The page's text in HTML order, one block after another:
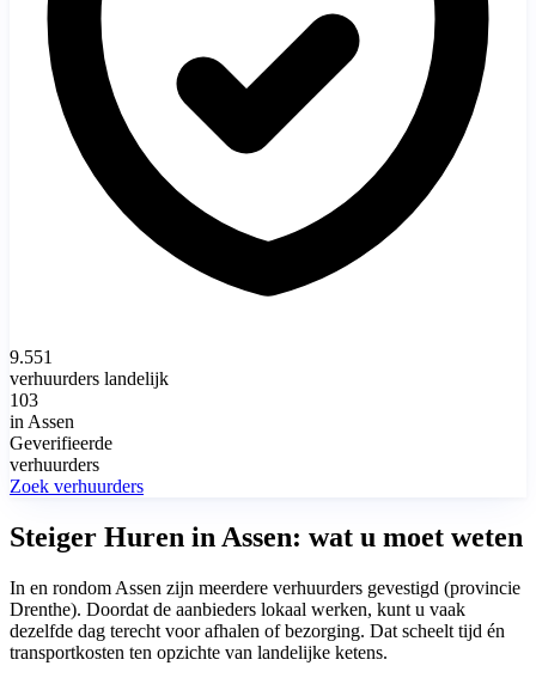
9.551
verhuurders landelijk
103
in Assen
Geverifieerde
verhuurders
Zoek verhuurders
Steiger Huren in Assen: wat u moet weten
In en rondom Assen zijn meerdere verhuurders gevestigd (provincie
Drenthe). Doordat de aanbieders lokaal werken, kunt u vaak
dezelfde dag terecht voor afhalen of bezorging. Dat scheelt tijd én
transportkosten ten opzichte van landelijke ketens.